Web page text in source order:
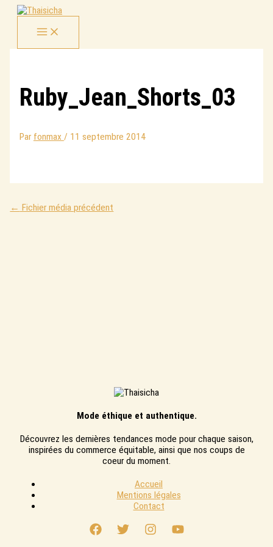
Aller
Ruby_Jean_Shorts_03
Par fonmax / 11 septembre 2014
← Fichier média précédent
Mode éthique et authentique.
Découvrez les dernières tendances mode pour chaque saison,
inspirées du commerce équitable, ainsi que nos coups de
coeur du moment.
Accueil
Mentions légales
Contact